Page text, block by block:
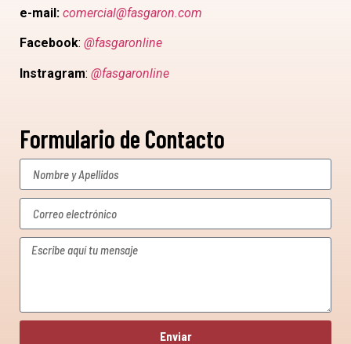
e-mail: comercial@fasgaron.com
Facebook: @fasgaronline
Instragram: @fasgaronline
Enviar
Formulario de Contacto